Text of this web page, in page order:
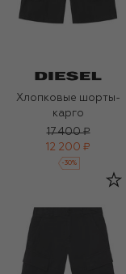
Хлопковые шорты-
карго
17 400 ₽
12 200 ₽
-30%